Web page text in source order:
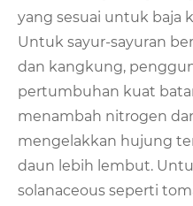
yang sesuai untuk baja
Untuk sayur-sayuran
dan kangkung,
pertumbuhan kuat
menambah nitrogen
mengelakkan hujung
daun lebih lembut.
solanaceous seperti